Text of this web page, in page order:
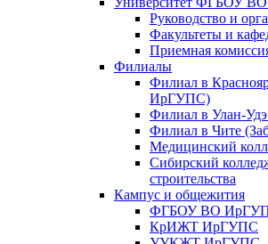
Руководство и
Факультеты и
Приемная
Филиалы
Филиал в
ИрГУПС)
Филиал в Улан-
Филиал в Чите
Медицинский
Сибирский
строительства
Кампус и общежития
ФГБОУ ВО
КрИЖТ ИрГУПС